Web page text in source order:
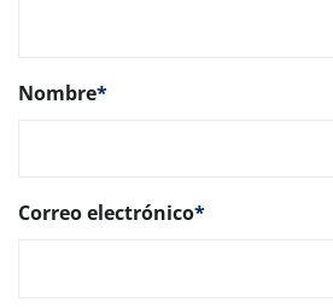
Nombre*
Correo electrónico*